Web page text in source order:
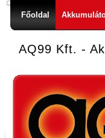
Főoldal
AQ99 Kft. -